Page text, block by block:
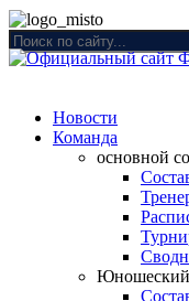
Новости
Команда
основной
Юношеский